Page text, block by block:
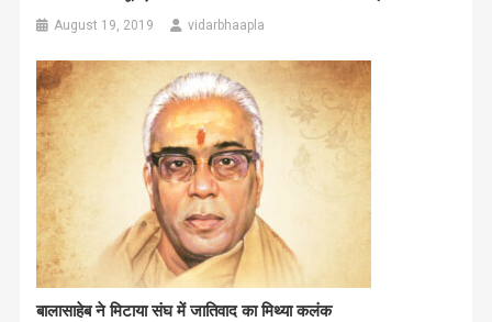
August 19, 2019 vidarbhaapla
बालासाहेब ने मिटाया संघ में जातिवाद का मिथ्या कलंक